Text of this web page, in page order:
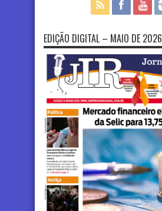
EDIÇÃO DIGITAL – MAIO DE 2026